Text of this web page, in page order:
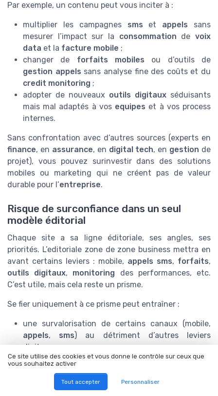
Par exemple, un contenu peut vous inciter à :
multiplier les campagnes sms et appels sans
mesurer l’impact sur la consommation devoix
data et la facture mobile ;
changer de forfaits mobiles ou d’outils de
gestion appels sans analyse fine des coûts et du
credit monitoring ;
adopter de nouveaux outils digitaux séduisants
mais mal adaptés à vos equipes et à vos process
internes.
Sans confrontation avec d’autres sources (experts en
finance, en assurance, en digital tech, en gestion de
projet), vous pouvez surinvestir dans des solutions
mobiles ou marketing qui ne créent pas de valeur
durable pour l’entreprise.
Risque de surconfiance dans un seul
modèle éditorial
Chaque site a sa ligne éditoriale, ses angles, ses
priorités. L’editoriale zone de zone business mettra en
avant certains leviers : mobile, appels sms, forfaits,
outils digitaux, monitoring des performances, etc.
C’est utile, mais cela reste un prisme.
Se fier uniquement à ce prisme peut entraîner :
une survalorisation de certains canaux (mobile,
appels, sms) au détriment d’autres leviers
digitaux ;
une sous estimation des enjeux definance
conformité réglementaire ;
Ce site utilise des cookies et vous donne le contrôle sur ceux que
vous souhaitez activer
Tout accepter Personnaliser